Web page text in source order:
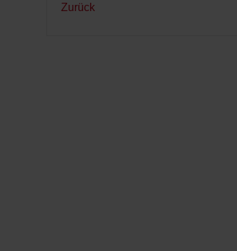
Zurück